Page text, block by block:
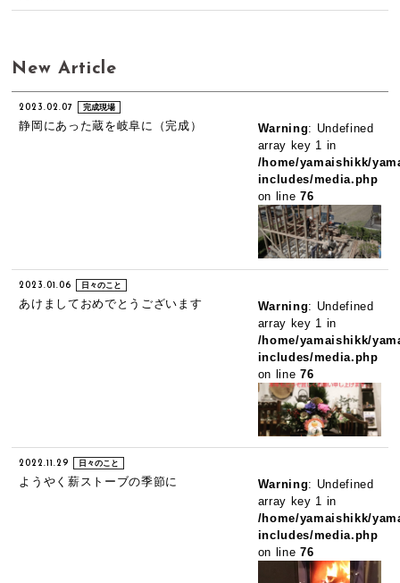
New Article
Warning: Undefined
array key 1 in
/home/yamaishikk/
includes/media.php
on line76
2023.02.07 完成現場
静岡にあった蔵を岐阜に（完成）
Warning: Undefined
array key 1 in
/home/yamaishikk/
includes/media.php
on line76
2023.01.06 日々のこと
あけましておめでとうございます
Warning: Undefined
array key 1 in
/home/yamaishikk/
includes/media.php
on line76
2022.11.29 日々のこと
ようやく薪ストーブの季節に